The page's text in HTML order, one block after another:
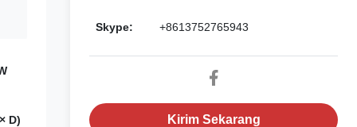
D)
Skype: +8613752765943
Kirim Sekarang